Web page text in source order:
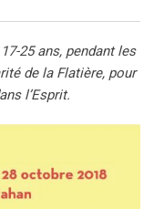
25 ans, pendant les
de la Flatière, pour
l’Esprit.